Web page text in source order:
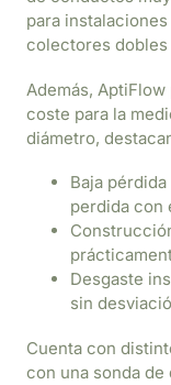
para
colectores dobles
Además,
coste para la
diámetro,
Baja
perdida con
Desgaste
sin
Cuenta con
con una sonda de